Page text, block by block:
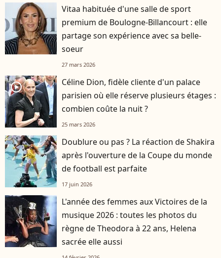
Vitaa habituée d'une salle de sport
premium de Boulogne-Billancourt : elle
partage son expérience avec sa belle-
soeur
27 mars 2026
player2
Céline Dion, fidèle cliente d'un palace
parisien où elle réserve plusieurs étages :
combien coûte la nuit ?
25 mars 2026
Doublure ou pas ? La réaction de Shakira
après l'ouverture de la Coupe du monde
de football est parfaite
17 juin 2026
L'année des femmes aux Victoires de la
musique 2026 : toutes les photos du
règne de Theodora à 22 ans, Helena
sacrée elle aussi